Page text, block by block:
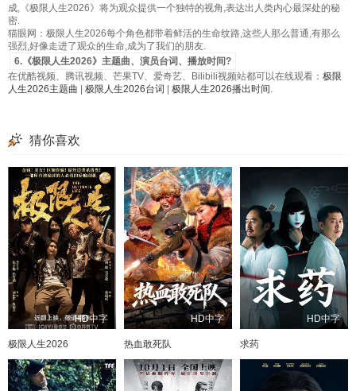
成,《极限人生2026》将为观众提供一个独特的视角,表达出人类内心最深处的秘
密.
猫眼网：极限人生2026每个角色都带着鲜活的生命纹路,这些人那么普通,有那么
强烈,好像走进了观众的生命,成为了我们的朋友.
6.《极限人生2026》主题曲、演员台词、播放时间?
在优酷视频、腾讯视频、芒果TV、爱奇艺、Bilibili视频站都可以在线观看： 极限
人生2026主题曲
极限人生2026台词 极限人生2026播出时间 .
猜你喜欢
HD中字
极限人生2026
HD中字
热血敢死队
HD中字
求药